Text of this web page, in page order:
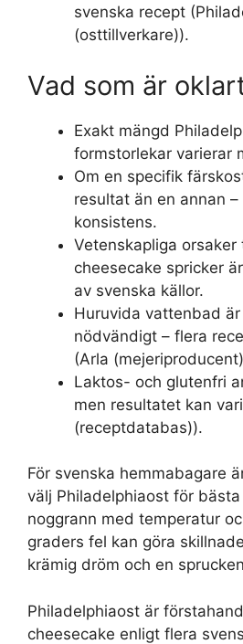
svenska recept
(osttillverkare)).
Vad som är
Exakt mängd
formstorlekar varierar
Om en specifik
resultat än en annan
konsistens.
Vetenskapliga orsaker
cheesecake spricker
av svenska källor.
Huruvida vattenbad
nödvändigt – flera
(Arla
Laktos- och glutenfri
men resultatet kan
(receptdatabas)).
För svenska hemmabagare
välj Philadelphiaost för
noggrann med temperatur
graders fel kan göra
krämig dröm och en
Philadelphiaost är
cheesecake enligt flera